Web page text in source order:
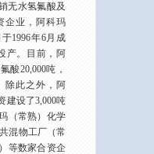
水氢氟酸及
企业，阿科玛
1996年6月成
产。目前，阿
酸20,000吨，
除此之外，阿
建设了3,000吨
（常熟）化学
混物工厂（常
等数家合资企